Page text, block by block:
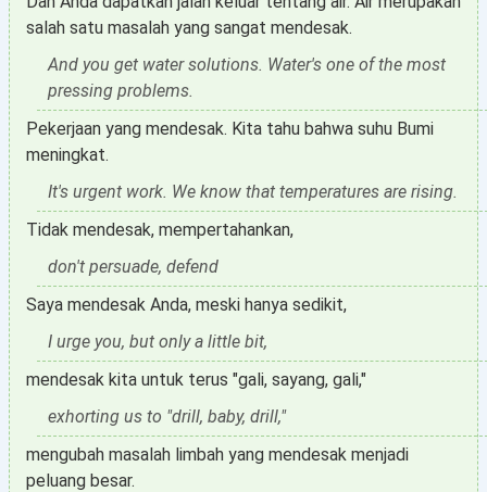
salah satu masalah yang sangat mendesak.
And you get water solutions. Water's one of the most
pressing problems.
Pekerjaan yang mendesak. Kita tahu bahwa suhu Bumi
meningkat.
It's urgent work. We know that temperatures are rising.
Tidak mendesak, mempertahankan,
don't persuade, defend
Saya mendesak Anda, meski hanya sedikit,
I urge you, but only a little bit,
mendesak kita untuk terus "gali, sayang, gali,"
exhorting us to "drill, baby, drill,"
mengubah masalah limbah yang mendesak menjadi
peluang besar.